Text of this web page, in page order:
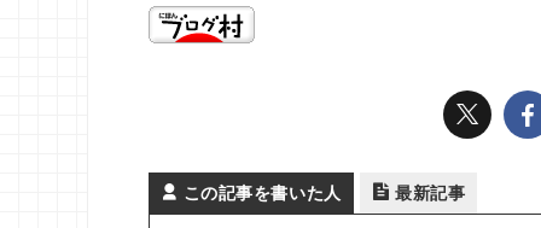
この記事を書いた人 最新記事